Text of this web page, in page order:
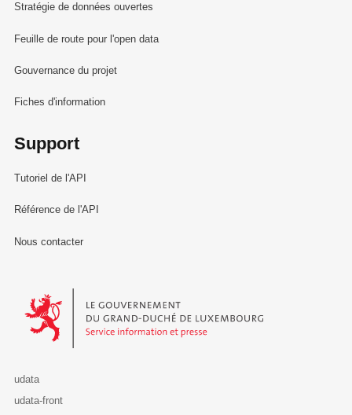
Stratégie de données ouvertes
Feuille de route pour l'open data
Gouvernance du projet
Fiches d'information
Support
Tutoriel de l'API
Référence de l'API
Nous contacter
Le Gouvernement du Grand-Duché de Luxembourg - Service
udata
udata-front